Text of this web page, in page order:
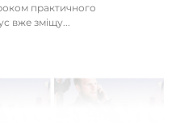
практичного
вже зміщу...